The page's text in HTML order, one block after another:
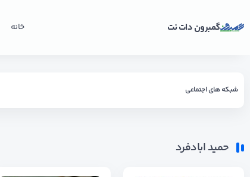
گمبرون دات نت خانه
شبکه های اجتماعی
حمید ابادفرد